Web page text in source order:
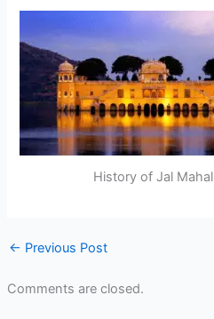
History of Jal Mahal
← Previous Post
Comments are closed.